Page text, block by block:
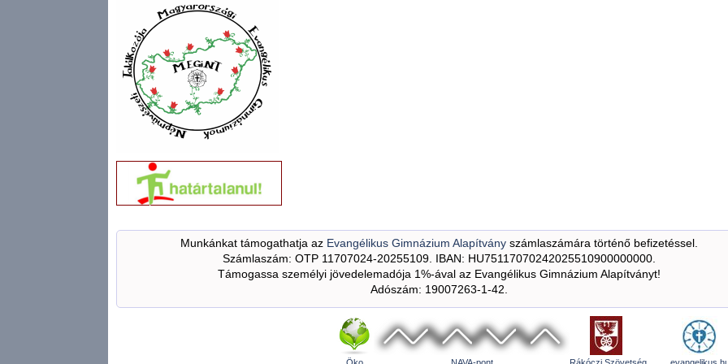
Munkánkat támogathatja az Evangélikus Gimnázium Alapítványszámlaszámára történő befizetéssel.
Számlaszám: OTP 11707024-20255109. IBAN: HU75117070242025510900000000.
Támogassa személyi jövedelemadója 1%-ával az Evangélikus Gimnázium Alapítványt!
Adószám: 19007263-1-42.